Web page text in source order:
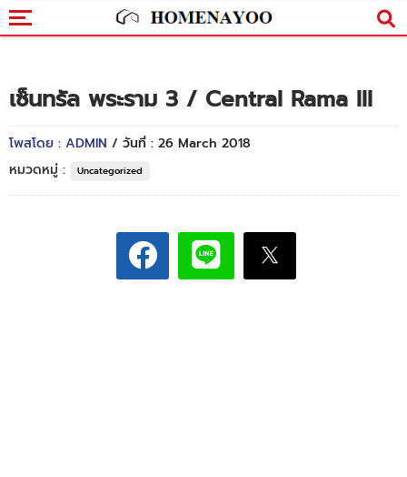
เซ็นทรัล พระราม 3 / Central Rama III
โพสโดย : ADMIN / วันที่ : 26 March 2018
หมวดหมู่ :
Uncategorized